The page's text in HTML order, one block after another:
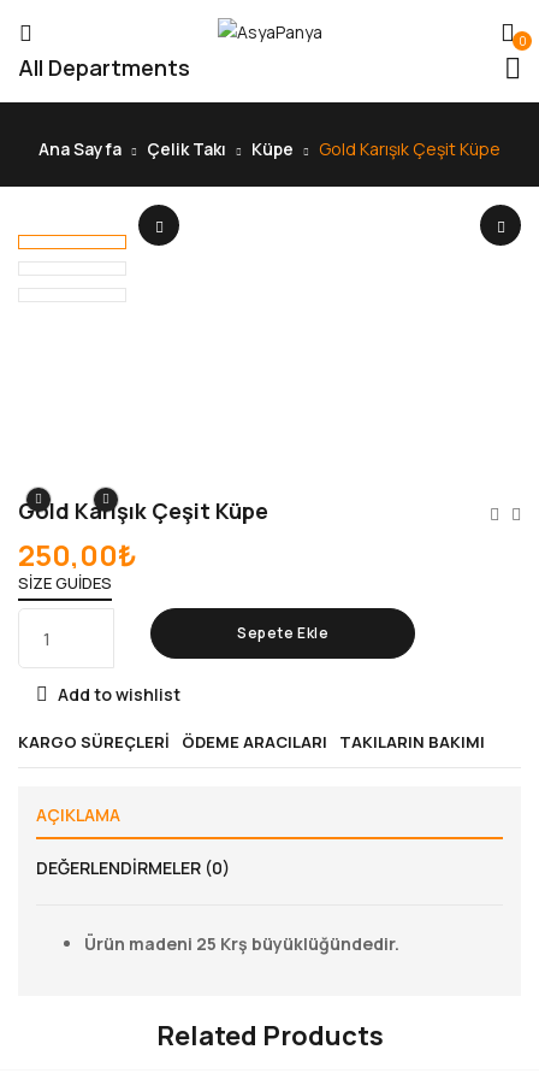
0
All Departments
Ana Sayfa Çelik Takı Küpe Gold Karışık Çeşit Küpe
Gold Karışık Çeşit Küpe
250,00₺
SIZE GUIDES
Sepete Ekle
Add to wishlist
KARGO SÜREÇLERI ÖDEME ARACILARI TAKILARIN BAKIMI
AÇIKLAMA
DEĞERLENDIRMELER (0)
Ürün madeni 25 Krş büyüklüğündedir.
Related Products